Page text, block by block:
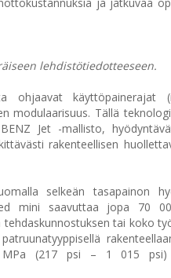
lehdistötiedotteeseen.
ohjaavat käyttöpainerajat
modulaarisuus. Tällä
Jet -mallisto,
rakenteellisen
selkeän tasapainon
mini saavuttaa jopa 70
tai koko
MPa (217 psi – 1 015 psi)